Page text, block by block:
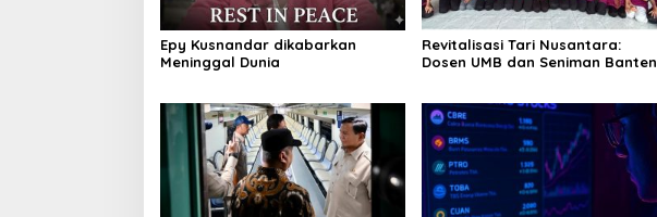
Epy Kusnandar dikabarkan
Meninggal Dunia
Revitalisasi Tari Nusantara:
Dosen UMB dan Seniman Banten